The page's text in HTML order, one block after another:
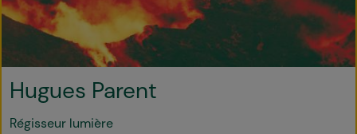
Hugues Parent
Régisseur lumière